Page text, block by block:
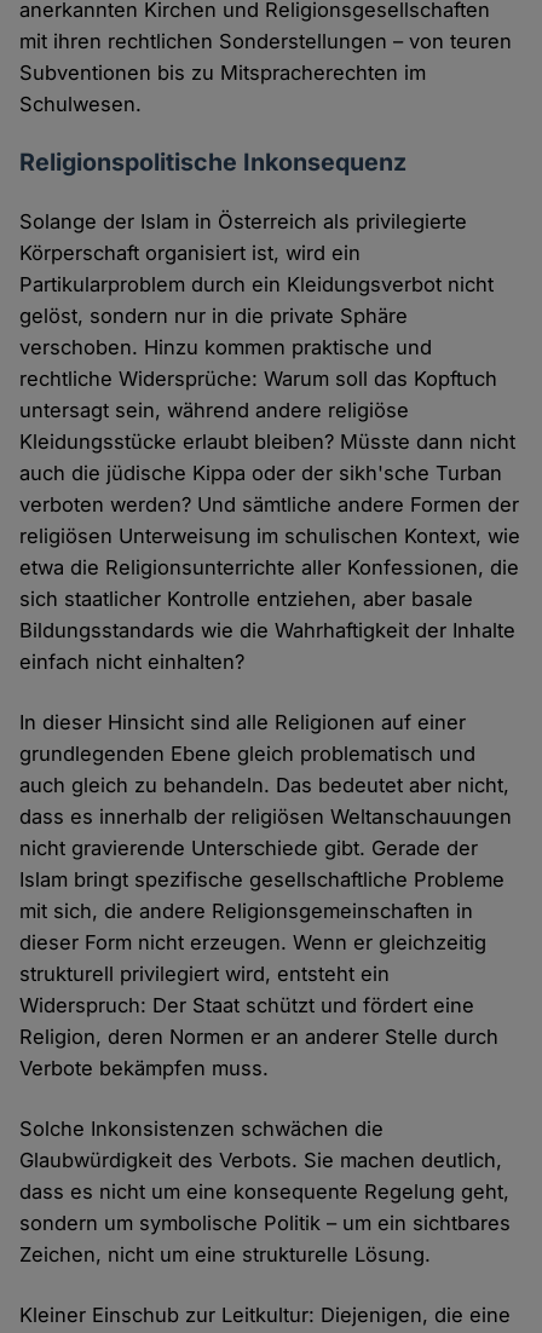
anerkannten Kirchen und Religionsgesellschaften
mit ihren rechtlichen Sonderstellungen – von teuren
Subventionen bis zu Mitspracherechten im
Schulwesen.
Religionspolitische Inkonsequenz
Solange der Islam in Österreich als privilegierte
Körperschaft organisiert ist, wird ein
Partikularproblem durch ein Kleidungsverbot nicht
gelöst, sondern nur in die private Sphäre
verschoben. Hinzu kommen praktische und
rechtliche Widersprüche: Warum soll das Kopftuch
untersagt sein, während andere religiöse
Kleidungsstücke erlaubt bleiben? Müsste dann nicht
auch die jüdische Kippa oder der sikh'sche Turban
verboten werden? Und sämtliche andere Formen der
religiösen Unterweisung im schulischen Kontext, wie
etwa die Religionsunterrichte aller Konfessionen, die
sich staatlicher Kontrolle entziehen, aber basale
Bildungsstandards wie die Wahrhaftigkeit der Inhalte
einfach nicht einhalten?
In dieser Hinsicht sind alle Religionen auf einer
grundlegenden Ebene gleich problematisch und
auch gleich zu behandeln. Das bedeutet aber nicht,
dass es innerhalb der religiösen Weltanschauungen
nicht gravierende Unterschiede gibt. Gerade der
Islam bringt spezifische gesellschaftliche Probleme
mit sich, die andere Religionsgemeinschaften in
dieser Form nicht erzeugen. Wenn er gleichzeitig
strukturell privilegiert wird, entsteht ein
Widerspruch: Der Staat schützt und fördert eine
Religion, deren Normen er an anderer Stelle durch
Verbote bekämpfen muss.
Solche Inkonsistenzen schwächen die
Glaubwürdigkeit des Verbots. Sie machen deutlich,
dass es nicht um eine konsequente Regelung geht,
sondern um symbolische Politik – um ein sichtbares
Zeichen, nicht um eine strukturelle Lösung.
Kleiner Einschub zur Leitkultur: Diejenigen, die eine